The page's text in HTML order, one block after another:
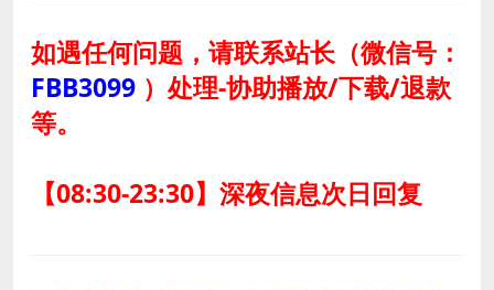
如遇任何问题，请联系站长（微信号：
FBB3099 ） 处理-协助播放/下载/退款
等。
【08:30-23:30】深夜信息次日回复